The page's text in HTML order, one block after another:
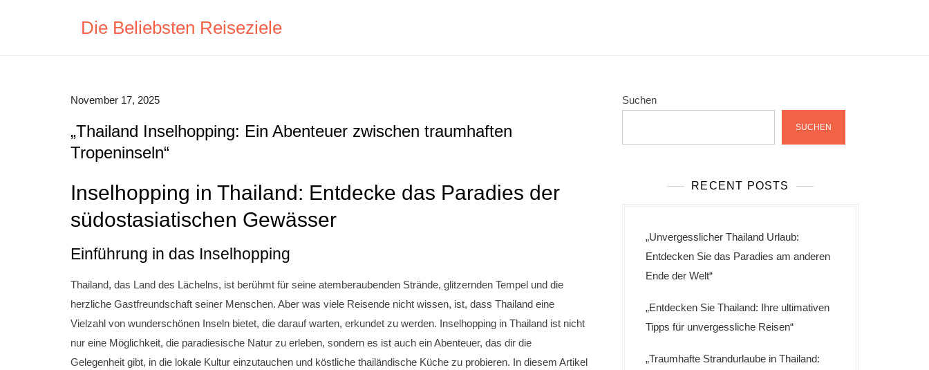
Die Beliebsten Reiseziele
November 17, 2025
„Thailand Inselhopping: Ein Abenteuer zwischen traumhaften
Tropeninseln“
Inselhopping in Thailand: Entdecke das Paradies der
südostasiatischen Gewässer
Einführung in das Inselhopping
Thailand, das Land des Lächelns, ist berühmt für seine atemberaubenden Strände, glitzernden Tempel und die
herzliche Gastfreundschaft seiner Menschen. Aber was viele Reisende nicht wissen, ist, dass Thailand eine
Vielzahl von wunderschönen Inseln bietet, die darauf warten, erkundet zu werden. Inselhopping in Thailand ist nicht
nur eine Möglichkeit, die paradiesische Natur zu erleben, sondern es ist auch ein Abenteuer, das dir die
Gelegenheit gibt, in die lokale Kultur einzutauchen und köstliche thailändische Küche zu probieren. In diesem Artikel
Suchen
SUCHEN
RECENT POSTS
„Unvergesslicher Thailand Urlaub:
Entdecken Sie das Paradies am anderen
Ende der Welt“
„Entdecken Sie Thailand: Ihre ultimativen
Tipps für unvergessliche Reisen“
„Traumhafte Strandurlaube in Thailand: